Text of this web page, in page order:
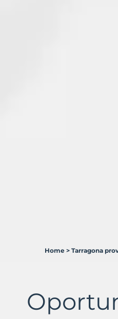
Tarragona
Provincia
Home > Tarragona